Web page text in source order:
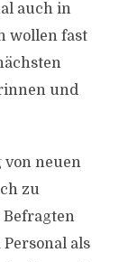
auch in
wollen fast
und
neuen
zu
Befragten
als